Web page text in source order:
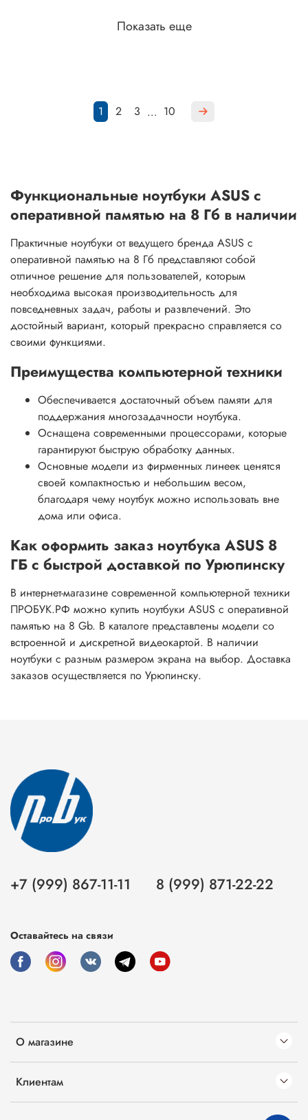
Показать еще
1 2 3 … 10
Функциональные ноутбуки ASUS с
оперативной памятью на 8 Гб в наличии
Практичные ноутбуки от ведущего бренда ASUS с
оперативной памятью на 8 Гб представляют собой
отличное решение для пользователей, которым
необходима высокая производительность для
повседневных задач, работы и развлечений. Это
достойный вариант, который прекрасно справляется со
своими функциями.
Преимущества компьютерной техники
Обеспечивается достаточный объем памяти для
поддержания многозадачности ноутбука.
Оснащена современными процессорами, которые
гарантируют быструю обработку данных.
Основные модели из фирменных линеек ценятся
своей компактностью и небольшим весом,
благодаря чему ноутбук можно использовать вне
дома или офиса.
Как оформить заказ ноутбука ASUS 8
ГБ с быстрой доставкой по Урюпинску
В интернет-магазине современной компьютерной техники
ПРОБУК.РФ можно купить ноутбуки ASUS с оперативной
памятью на 8 Gb. В каталоге представлены модели со
встроенной и дискретной видеокартой. В наличии
ноутбуки с разным размером экрана на выбор. Доставка
заказов осуществляется по Урюпинску.
О магазине
Клиентам
+7 (999) 867-11-11 8 (999) 871-22-22
Оставайтесь на связи